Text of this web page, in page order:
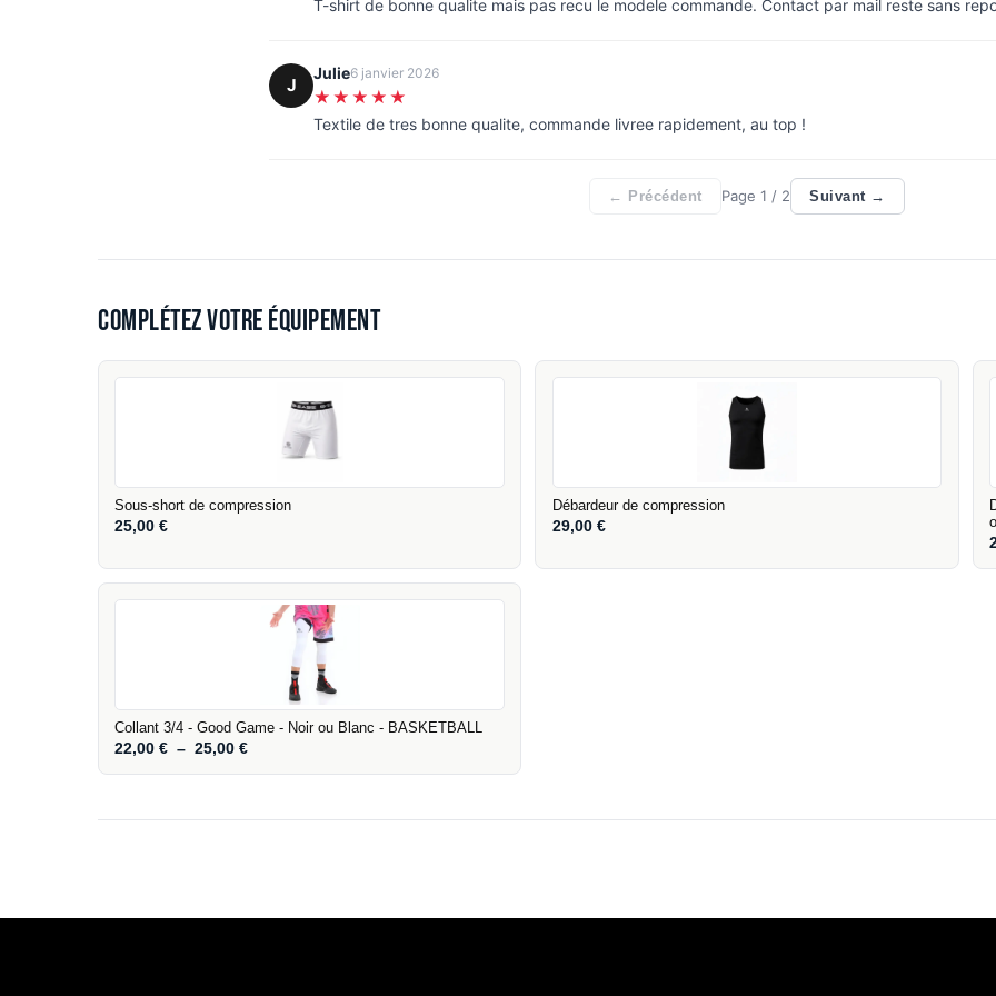
T-shirt de bonne qualite mais pas recu le modele commande. Contact par mail reste sans
J
Julie6 janvier 2026
★★★★★
Textile de tres bonne qualite, commande livree rapidement, au top !
← Précédent Page1 / 2 Suivant →
Complétez votre équipement
Sous-short de compression
25,00€
Débardeur de compression
29,00 €
Collant 3/4 - Good Game - Noir ou Blanc - BASKETBALL
22,00€ – 25,00€